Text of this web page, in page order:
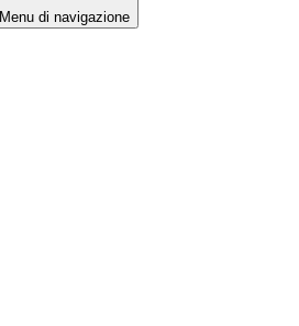
Menu di navigazione